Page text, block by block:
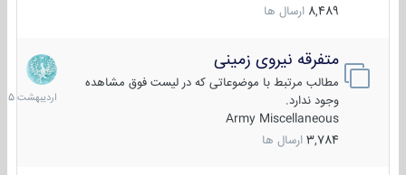
8,489 ارسال ها
متفرقه نیروی زمینی
مطالب مرتبط با موضوعاتی که در لیست فوق مشاهده
وجود ندارد.
Army Miscellaneous
3,784 ارسال ها
27
1405